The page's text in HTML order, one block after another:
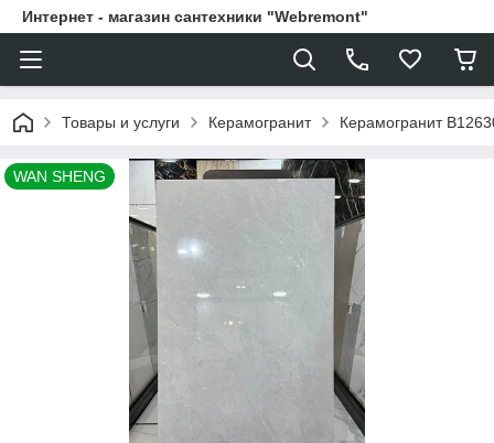
Интернет - магазин сантехники "Webremont"
Товары и услуги Керамогранит Керамогранит
WAN SHENG